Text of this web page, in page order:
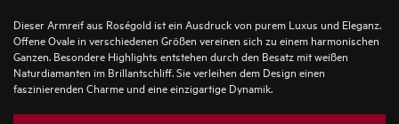
Dieser Armreif aus Roségold ist ein Ausdruck von purem Luxus und Eleganz.
Offene Ovale in verschiedenen Größen vereinen sich zu einem harmonischen
Ganzen. Besondere Highlights entstehen durch den Besatz mit weißen
Naturdiamanten im Brillantschliff. Sie verleihen dem Design einen
faszinierenden Charme und eine einzigartige Dynamik.